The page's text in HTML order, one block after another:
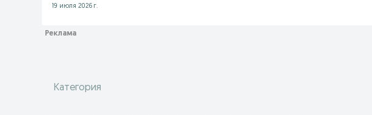
19 июля 2026 г.
Категория